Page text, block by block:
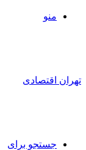
منو
تهران اقتصادی
جستجو برای